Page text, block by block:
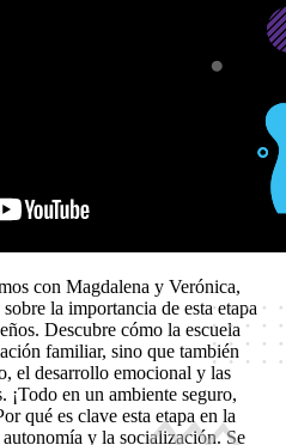
con Magdalena y Verónica,
la importancia de esta etapa
Descubre cómo la escuela
familiar, sino que también
el desarrollo emocional y las
¡Todo en un ambiente seguro,
qué es clave esta etapa en la
y la socialización. Se